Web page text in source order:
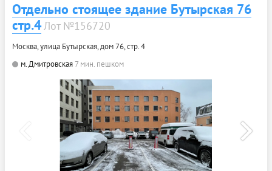
Отдельно стоящее здание Бутырская 76
стр.4Лот №156720
Москва, улица Бутырская, дом 76, стр. 4
м. Дмитровская 7 мин. пешком